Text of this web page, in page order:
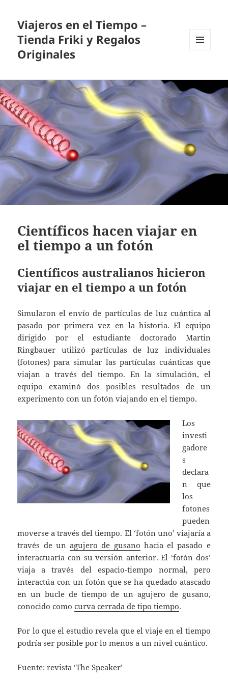
Viajeros en el Tiempo –
Tienda Friki y Regalos
Originales
Científicos hacen viajar en
el tiempo a un fotón
Científicos australianos hicieron
viajar en el tiempo a un fotón
Simularon el envío de partículas de luz cuántica al
pasado por primera vez en la historia. El equipo
dirigido por el estudiante doctorado Martin
Ringbauer utilizó partículas de luz individuales
(fotones) para simular las partículas cuánticas que
viajan a través del tiempo. En la simulación, el
equipo examinó dos posibles resultados de un
experimento con un fotón viajando en el tiempo.
Los
investi
gadore
s
declara
n que
los
fotones
pueden
moverse a través del tiempo. El ‘fotón uno’ viajaría a
través de unagujero de gusano hacia el pasado e
interactuaría con su versión anterior. El ‘fotón dos’
viaja a través del espacio-tiempo normal, pero
interactúa con un fotón que se ha quedado atascado
en un bucle de tiempo de un agujero de gusano,
conocido comocurva cerrada de tipo tiempo.
Por lo que el estudio revela que el viaje en el tiempo
podría ser posible por lo menos a un nivel cuántico.
Fuente: revista ‘The Speaker’